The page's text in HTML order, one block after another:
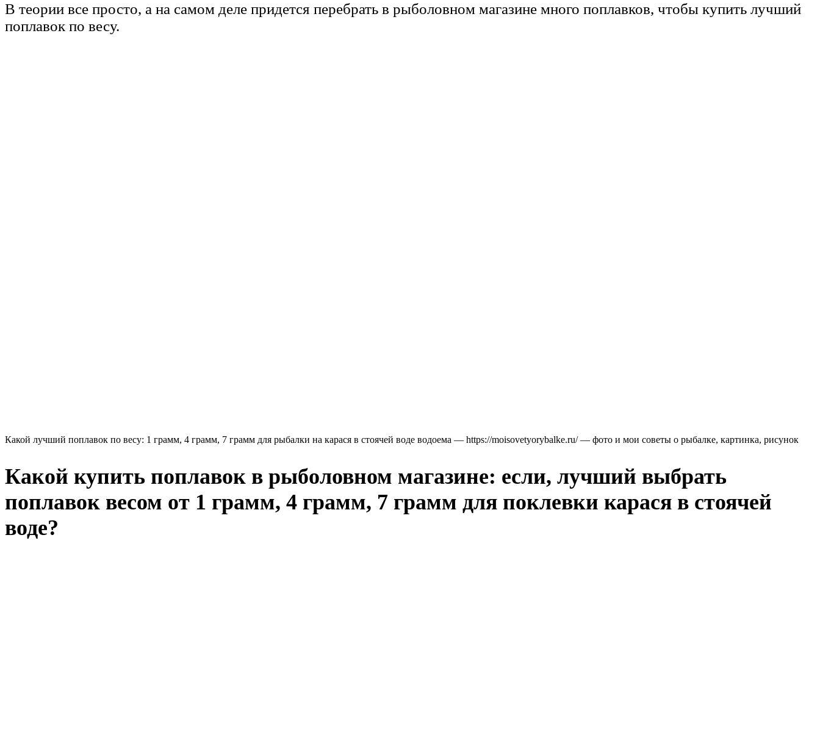
В теории все просто, а на самом деле придется перебрать в рыболовном магазине много поплавков, чтобы купить лучший
поплавок по весу.
Какой лучший поплавок по весу: 1 грамм, 4 грамм, 7 грамм для рыбалки на карася в стоячей воде водоема — https://moisovetyorybalke.ru/ — фото и мои советы о рыбалке, картинка, рисунок
Какой купить поплавок в рыболовном магазине: если, лучший выбрать
поплавок весом от 1 грамм, 4 грамм, 7 грамм для поклевки карася в стоячей
воде?